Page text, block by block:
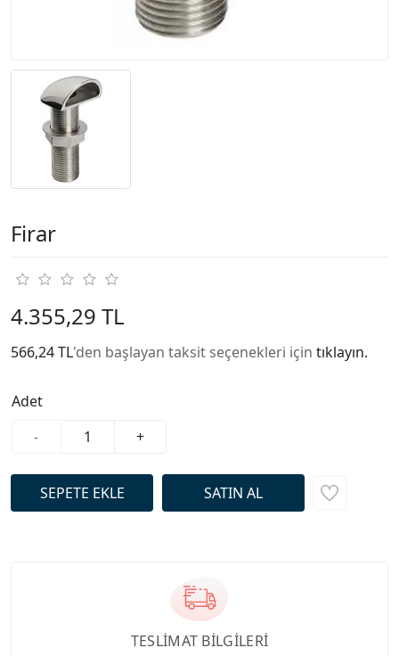
Firar
4.355,29 TL
566,24 TL'den başlayan taksit seçenekleri için tıklayın.
Adet
-
+
TESLİMAT BİLGİLERİ